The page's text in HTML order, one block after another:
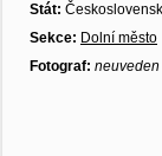
Stát:
Sekce: Dolní město
Fotograf: neuveden